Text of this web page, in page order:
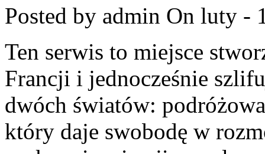
Posted by admin On luty -
Ten serwis to miejsce
Francji i jednocześnie
dwóch światów:
który daje swobodę w